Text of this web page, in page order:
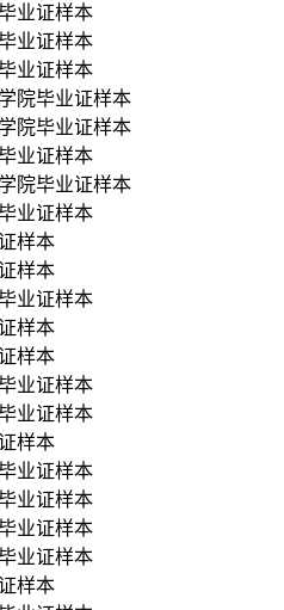
业证样本
业证样本
业证样本
院毕业证样本
院毕业证样本
业证样本
院毕业证样本
业证样本
样本
样本
业证样本
样本
样本
业证样本
业证样本
样本
业证样本
业证样本
业证样本
业证样本
样本